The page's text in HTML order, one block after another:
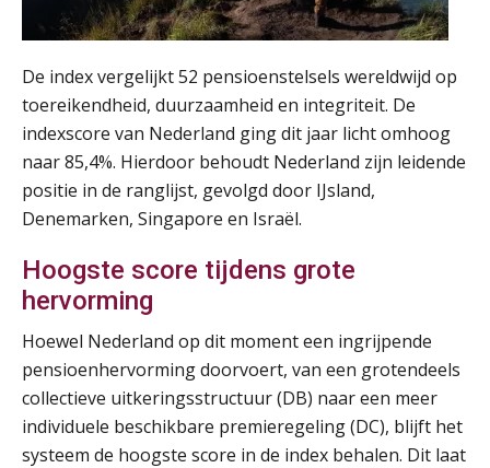
De index vergelijkt 52 pensioenstelsels wereldwijd op
toereikendheid, duurzaamheid en integriteit. De
indexscore van Nederland ging dit jaar licht omhoog
naar 85,4%. Hierdoor behoudt Nederland zijn leidende
positie in de ranglijst, gevolgd door IJsland,
Denemarken, Singapore en Israël.
Hoogste score tijdens grote
hervorming
Hoewel Nederland op dit moment een ingrijpende
pensioenhervorming doorvoert, van een grotendeels
collectieve uitkeringsstructuur (DB) naar een meer
individuele beschikbare premieregeling (DC), blijft het
systeem de hoogste score in de index behalen. Dit laat